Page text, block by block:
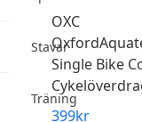
Stavar
Träning
OXC
Single Bike
399kr